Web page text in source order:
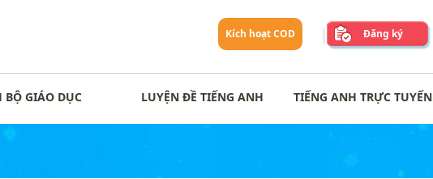
Đăng ký
Kích hoạt COD
BỘ GIÁO DỤC LUYỆN ĐỀ TIẾNG ANH TIẾNG ANH TRỰC TUYẾN